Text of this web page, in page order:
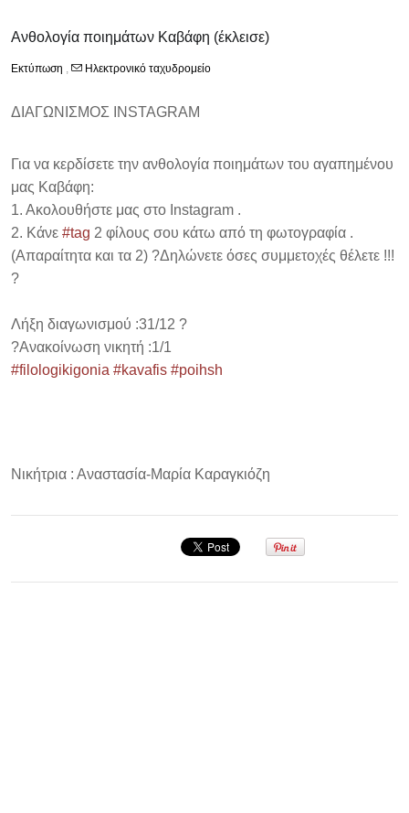
Aνθολογία ποιημάτων Καβάφη (έκλεισε)
Εκτύπωση , Ηλεκτρονικό ταχυδρομείο
ΔΙΑΓΩΝΙΣΜΟΣ INSTAGRAM
Για να κερδίσετε την ανθολογία ποιημάτων του αγαπημένου
μας Καβάφη:
1. Ακολουθήστε μας στο Instagram .
2. Κάνε #tag 2 φίλους σου κάτω από τη φωτογραφία .
(Απαραίτητα και τα 2) ?Δηλώνετε όσες συμμετοχές θέλετε !!!
?
Λήξη διαγωνισμού :31/12 ?
?Ανακοίνωση νικητή :1/1
#filologikigonia #kavafis #poihsh
Νικήτρια : Αναστασία-Μαρία Καραγκιόζη